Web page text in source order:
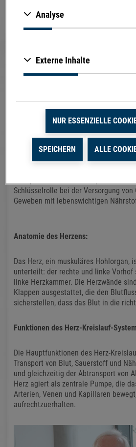
Definition und Bedeutung:
System bekannt, ist von
Funktion unseres Körpers. Es besteht
als lebenswichtiges Organ fungiert,
Schlüsselrolle bei der Versorgung von
Geweben mit lebenswichtigen
Anatomie des Herzens:
Das Herz, ein muskuläres Hohlorgan,
unterteilt: der rechte und linke Vorhof
linke Herzkammer. Die Herzwände
Klappen ausgestattet, die den
sicherstellen, dass das Blut in die
Funktionen des Herz-Kreislauf-
Die Hauptfunktionen des Herz-
Transport von Blut, Sauerstoff und
und gleichzeitig der Abtransport von
Herz agiert als zentrale Pumpe, die
Arterien, Venen und Kapillaren
aufrechtzuerhalten.
Analyse
Externe Inhalte
NUR ESSENZIELLE
SPEICHERN ALLE